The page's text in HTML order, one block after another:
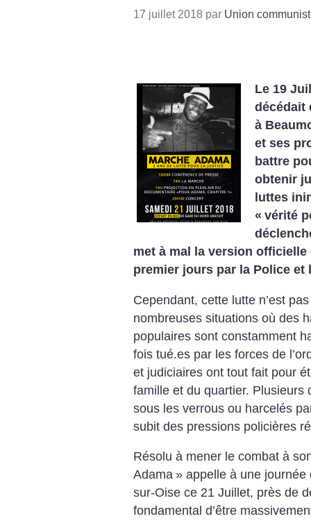
17 juillet 2018 par Union
Le 19
décédait
à
et ses
battre
obtenir
luttes
« vérité
met à mal la version
premier jours par la Police et
Cependant, cette lutte n’est
nombreuses situations où des
populaires sont constamment
fois tué.es par les forces de
et judiciaires ont tout fait pour
famille et du quartier. Plusieurs
sous les verrous ou harcelés
subit des pressions policières
Résolu à mener le combat à
Adama » appelle à une
sur-Oise ce 21 Juillet, près de
fondamental d’être